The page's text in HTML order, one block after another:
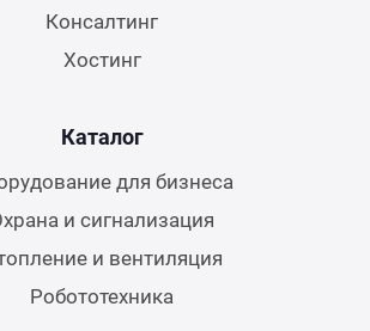
Консалтинг
Хостинг
Каталог
для бизнеса
и сигнализация
и вентиляция
Робототехника